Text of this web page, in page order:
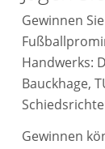
Gewinnen
Handwerks:
Bauckhage,
Gewinnen